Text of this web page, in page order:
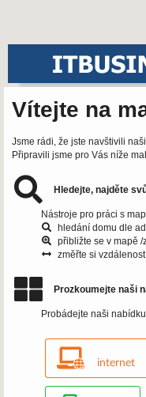
Vítejte na
Jsme rádi, že jste navštivili
Připravili jsme pro Vás níže
Hledejte, najděte
Nástroje pro práci s
hledání domu dle
přibližte se v mapě /
změřte si
Prozkoumejte naši
Probádejte naši
internet